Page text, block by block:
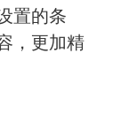
置的条
，更加精